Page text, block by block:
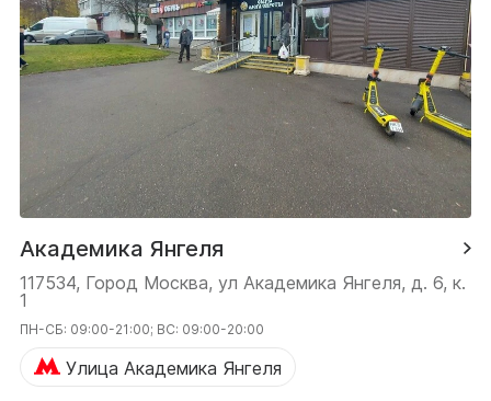
Академика Янгеля
117534, Город Москва, ул Академика Янгеля, д. 6, к.
1
ПН-СБ: 09:00-21:00; ВС: 09:00-20:00
Улица Академика Янгеля